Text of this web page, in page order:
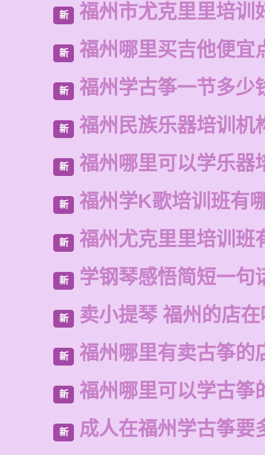
新 福州市尤克里里培训
新 福州哪里买吉他便宜
新 福州学古筝一节多少
新 福州民族乐器培训机
新 福州哪里可以学乐器
新 福州学K歌培训班有
新 福州尤克里里培训班
新 学钢琴感悟简短一句
新 卖小提琴 福州的店
新 福州哪里有卖古筝的
新 福州哪里可以学古筝
新 成人在福州学古筝要